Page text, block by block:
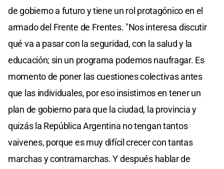
de gobierno a futuro y tiene un rol protagónico en el
armado del Frente de Frentes. "Nos interesa discutir
qué va a pasar con la seguridad, con la salud y la
educación; sin un programa podemos naufragar. Es
momento de poner las cuestiones colectivas antes
que las individuales, por eso insistimos en tener un
plan de gobierno para que la ciudad, la provincia y
quizás la República Argentina no tengan tantos
vaivenes, porque es muy difícil crecer con tantas
marchas y contramarchas. Y después hablar de